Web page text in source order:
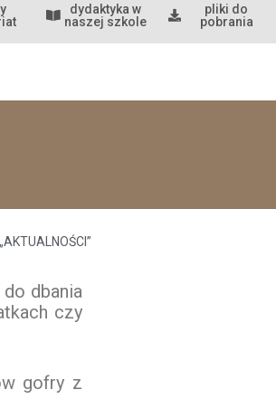
dydaktyka w
naszej szkole
pliki do
pobrania
dbania
czy
gofry z